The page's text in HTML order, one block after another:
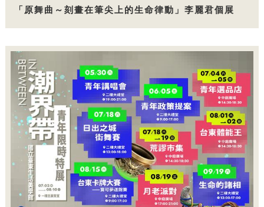
「原舞曲～刻畫在筆尖上的生命律動」李麗君個展